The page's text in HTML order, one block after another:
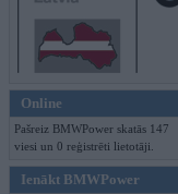
Online
Pašreiz BMWPower skatās 147
viesi un 0 reģistrēti lietotāji.
Ienākt BMWPower